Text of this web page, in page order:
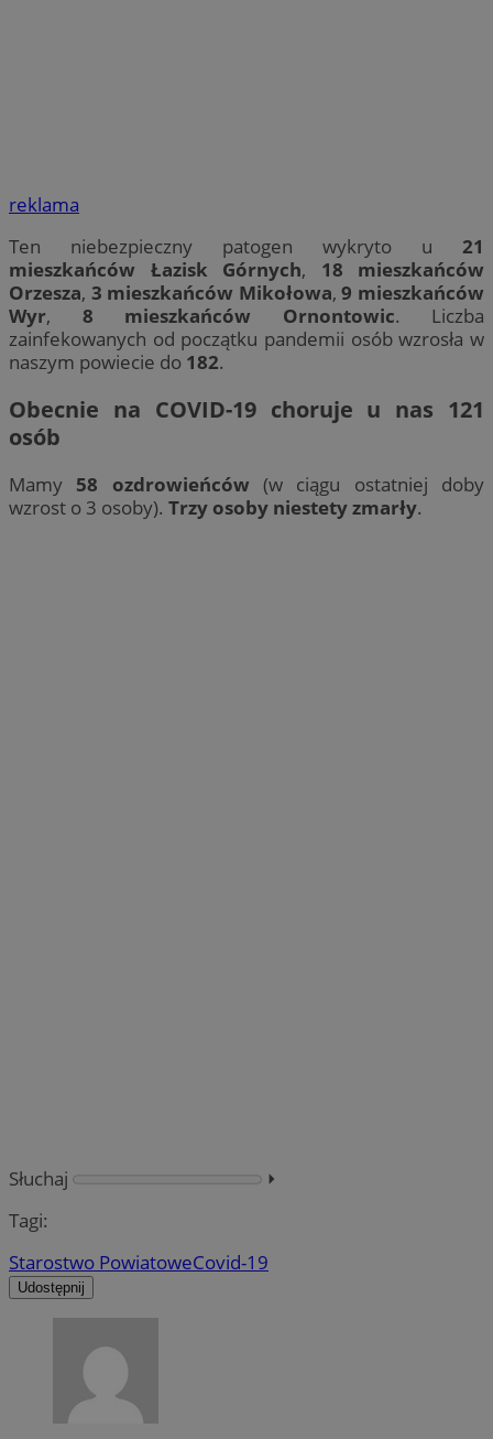
reklama
Ten niebezpieczny patogen wykryto u 21
mieszkańców Łazisk Górnych, 18 mieszkańców
Orzesza, 3 mieszkańców Mikołowa,9 mieszkańców
Wyr, 8 mieszkańców Ornontowic. Liczba
zainfekowanych od początku pandemii osób wzrosła w
naszym powiecie do 182.
Obecnie na COVID-19 choruje u nas 121
osób
Mamy 58 ozdrowieńców (w ciągu ostatniej doby
wzrost o 3 osoby). Trzy osoby niestety zmarły.
Słuchaj
⏵︎
Tagi:
Starostwo PowiatoweCovid-19
Udostępnij